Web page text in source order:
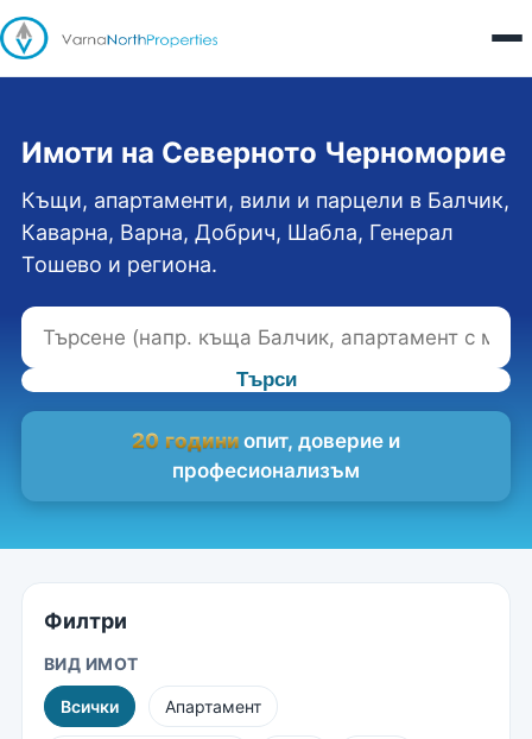
Имоти на Северното Черноморие
Къщи, апартаменти, вили и парцели в Балчик,
Каварна, Варна, Добрич, Шабла, Генерал
Тошево и региона.
Търси
20 години опит, доверие и
професионализъм
Филтри
ВИД ИМОТ
Всички Апартамент